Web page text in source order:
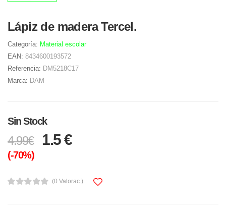
Lápiz de madera Tercel.
Categoría: Material escolar
EAN: 8434600193572
Referencia: DM5218C17
Marca: DAM
Sin Stock
4.99€ 1.5 €
(-70%)
(0 Valorac.)